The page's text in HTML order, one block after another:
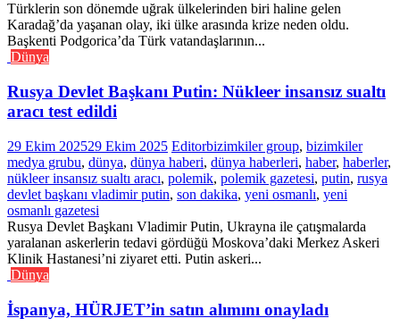
Türklerin son dönemde uğrak ülkelerinden biri haline gelen
Karadağ’da yaşanan olay, iki ülke arasında krize neden oldu.
Başkenti Podgorica’da Türk vatandaşlarının...
Dünya
Rusya Devlet Başkanı Putin: Nükleer insansız sualtı
aracı test edildi
29 Ekim 202529 Ekim 2025 Editorbizimkiler group, bizimkiler
medya grubu, dünya, dünya haberi, dünya haberleri, haber, haberler,
nükleer insansız sualtı aracı, polemik, polemik gazetesi, putin, rusya
devlet başkanı vladimir putin, son dakika, yeni osmanlı, yeni
osmanlı gazetesi
Rusya Devlet Başkanı Vladimir Putin, Ukrayna ile çatışmalarda
yaralanan askerlerin tedavi gördüğü Moskova’daki Merkez Askeri
Klinik Hastanesi’ni ziyaret etti. Putin askeri...
Dünya
İspanya, HÜRJET’in satın alımını onayladı